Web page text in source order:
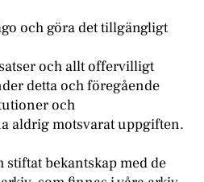
och göra det tillgängligt
och allt offervilligt
detta och föregående
och
aldrig motsvarat uppgiften.
bekantskap med de